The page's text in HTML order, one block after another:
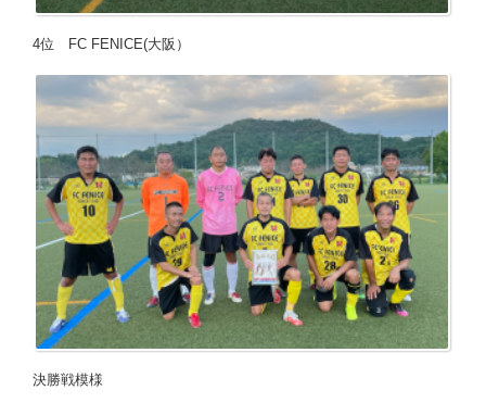
4位 FC FENICE(大阪）
決勝戦模様